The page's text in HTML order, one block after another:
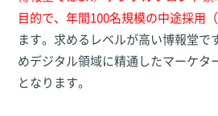
目的で、年間100名規模の中途採用
ます。求めるレベルが高い博報堂で
めデジタル領域に精通したマーケタ
となります。